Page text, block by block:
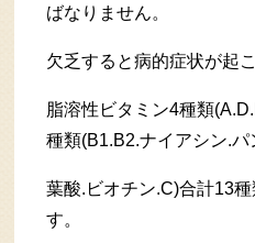
ばなりません。
欠乏すると病的症状が起
脂溶性ビタミン4種類
種類(B1.B2.ナイアシン.
葉酸.ビオチン.C)合計13
す。